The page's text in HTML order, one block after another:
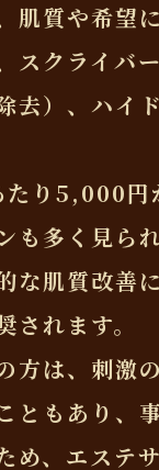
肌質や希望
スクライバ
去）、ハイ
たり5,000
も多く見ら
な肌質改善
れます。
方は、刺激
ともあり、
め、エステ